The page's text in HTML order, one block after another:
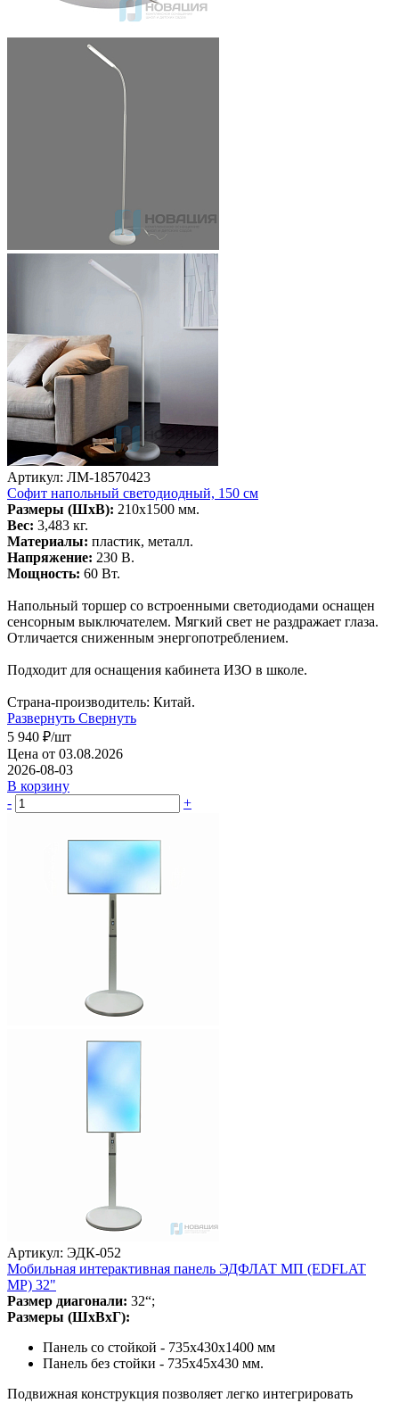
Артикул: ЛМ-18570423
Софит напольный светодиодный, 150 см
Размеры (ШхВ): 210х1500 мм.
Вес: 3,483 кг.
Материалы: пластик, металл.
Напряжение: 230 В.
Мощность: 60 Вт.
Напольный торшер со встроенными светодиодами оснащен
сенсорным выключателем. Мягкий свет не раздражает глаза.
Отличается сниженным энергопотреблением.
Подходит для оснащения кабинета ИЗО в школе.
Страна-производитель: Китай.
Развернуть Свернуть
5 940 ₽/шт
Цена от 03.08.2026
2026-08-03
В корзину
-
+
Артикул: ЭДК-052
Мобильная интерактивная панель ЭДФЛАТ МП (EDFLAT
MP) 32"
Размер диагонали: 32“;
Размеры (ШхВхГ):
Панель со стойкой - 735х430х1400 мм
Панель без стойки - 735х45х430 мм.
Подвижная конструкция позволяет легко интегрировать